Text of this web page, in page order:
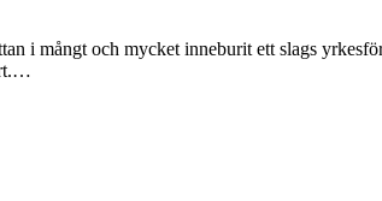
i mångt och mycket inneburit ett slags